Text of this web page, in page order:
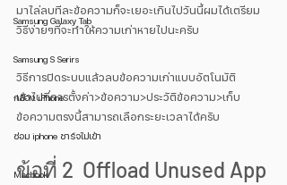
Samsung Galaxy Tab
Samsung S Serirs
กล้อง iPhone
ซ่อม iphone ชาร์จไม่เข้า
Macbook
มาไล่ลบทีละข้อความก็จะเยอะเกินไปวันนี้ผมได้เตรียม
วิธีง่ายๆที่จะทำให้ความเก่าหายไปนะครับ
วิธีการปิดระบบแล้วลบข้อความเก่าแบบอัตโนมัติ
เข้าไปที่การตั้งค่า>ข้อความ>ประวัติข้อความ>เก็บ
ข้อความตรงนี้สามารถเลือกระยะเวลาได้ครับ
ข้อที่ 2  Offload Unused App